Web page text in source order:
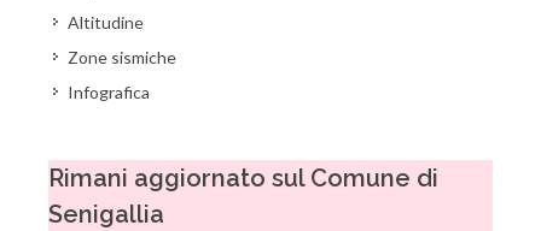
Altitudine
Zone sismiche
Infografica
Rimani aggiornato sul Comune di
Senigallia